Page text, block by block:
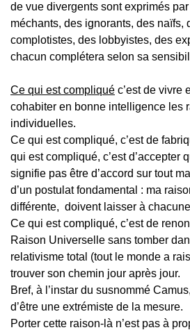
de vue divergents sont exprimés
méchants, des ignorants, des naïfs,
complotistes, des lobbyistes, des
chacun complétera selon sa
Ce qui est compliqué c’est de vivre
cohabiter en bonne intelligence les
individuelles.
Ce qui est compliqué, c’est de
qui est compliqué, c’est d’accepter
signifie pas être d’accord sur tout
d’un postulat fondamental : ma
différente, doivent laisser à
Ce qui est compliqué, c’est de
Raison Universelle sans tomber
relativisme total (tout le monde a
trouver son chemin jour après jour.
Bref, à l’instar du susnommé
d’être une extrémiste de la mesure.
Porter cette raison-là n’est pas à